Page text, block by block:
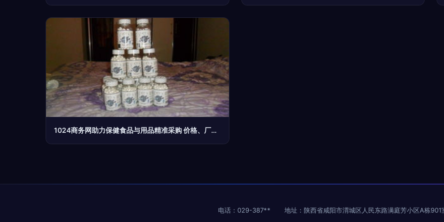
1024商务网助力保健食品与用品精准采购 价格、厂家与图片全解析
电话：029-387** 地址：陕西省咸阳市渭城区人民东路满庭芳小区A栋901